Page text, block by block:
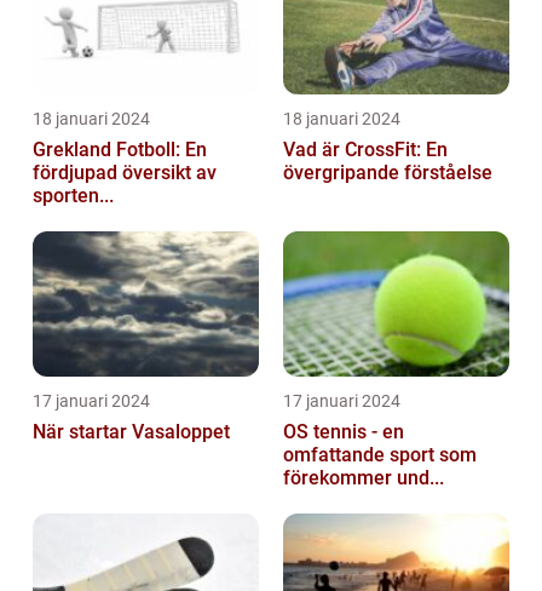
18 januari 2024
Grekland Fotboll: En
fördjupad översikt av
sporten...
18 januari 2024
Vad är CrossFit: En
övergripande förståelse
17 januari 2024
När startar Vasaloppet
17 januari 2024
OS tennis - en
omfattande sport som
förekommer und...